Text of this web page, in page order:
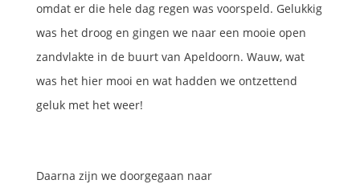
omdat er die hele dag regen was voorspeld. Gelukkig
was het droog en gingen we naar een mooie open
zandvlakte in de buurt van Apeldoorn. Wauw, wat
was het hier mooi en wat hadden we ontzettend
geluk met het weer!
Daarna zijn we doorgegaan naar